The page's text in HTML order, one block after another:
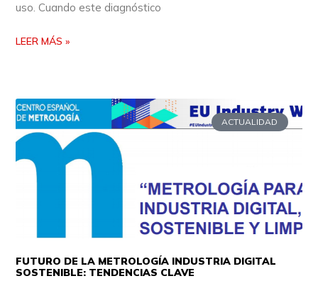
uso. Cuando este diagnóstico
LEER MÁS »
ACTUALIDAD
FUTURO DE LA METROLOGÍA INDUSTRIA DIGITAL
SOSTENIBLE: TENDENCIAS CLAVE